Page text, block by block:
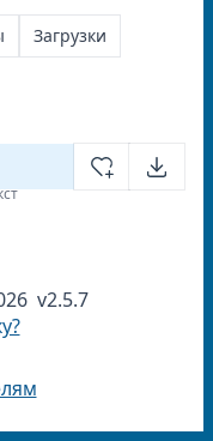
Загрузки
v2.5.7